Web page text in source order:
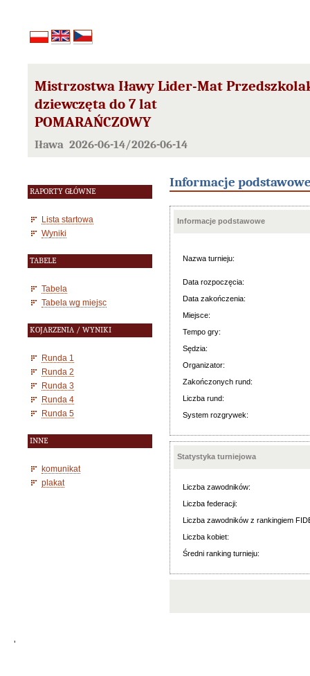
Mistrzostwa Iławy Lider-Mat
dziewczęta do 7 lat
POMARAŃCZOWY
Iława 2026-06-14/2026-06-14
RAPORTY GŁÓWNE
Lista startowa
Wyniki
TABELE
Tabela
Tabela wg miejsc
KOJARZENIA / WYNIKI
Runda 1
Runda 2
Runda 3
Runda 4
Runda 5
INNE
komunikat
plakat
Informacje
Informacje podstawowe
Nazwa turnieju:
Data rozpoczęcia:
Data zakończenia:
Miejsce:
Tempo gry:
Sędzia:
Organizator:
Zakończonych rund:
Liczba rund:
System rozgrywek:
Statystyka turniejowa
Liczba zawodników:
Liczba federacji:
Liczba zawodników z rankingiem
Liczba kobiet:
Średni ranking turnieju:
'